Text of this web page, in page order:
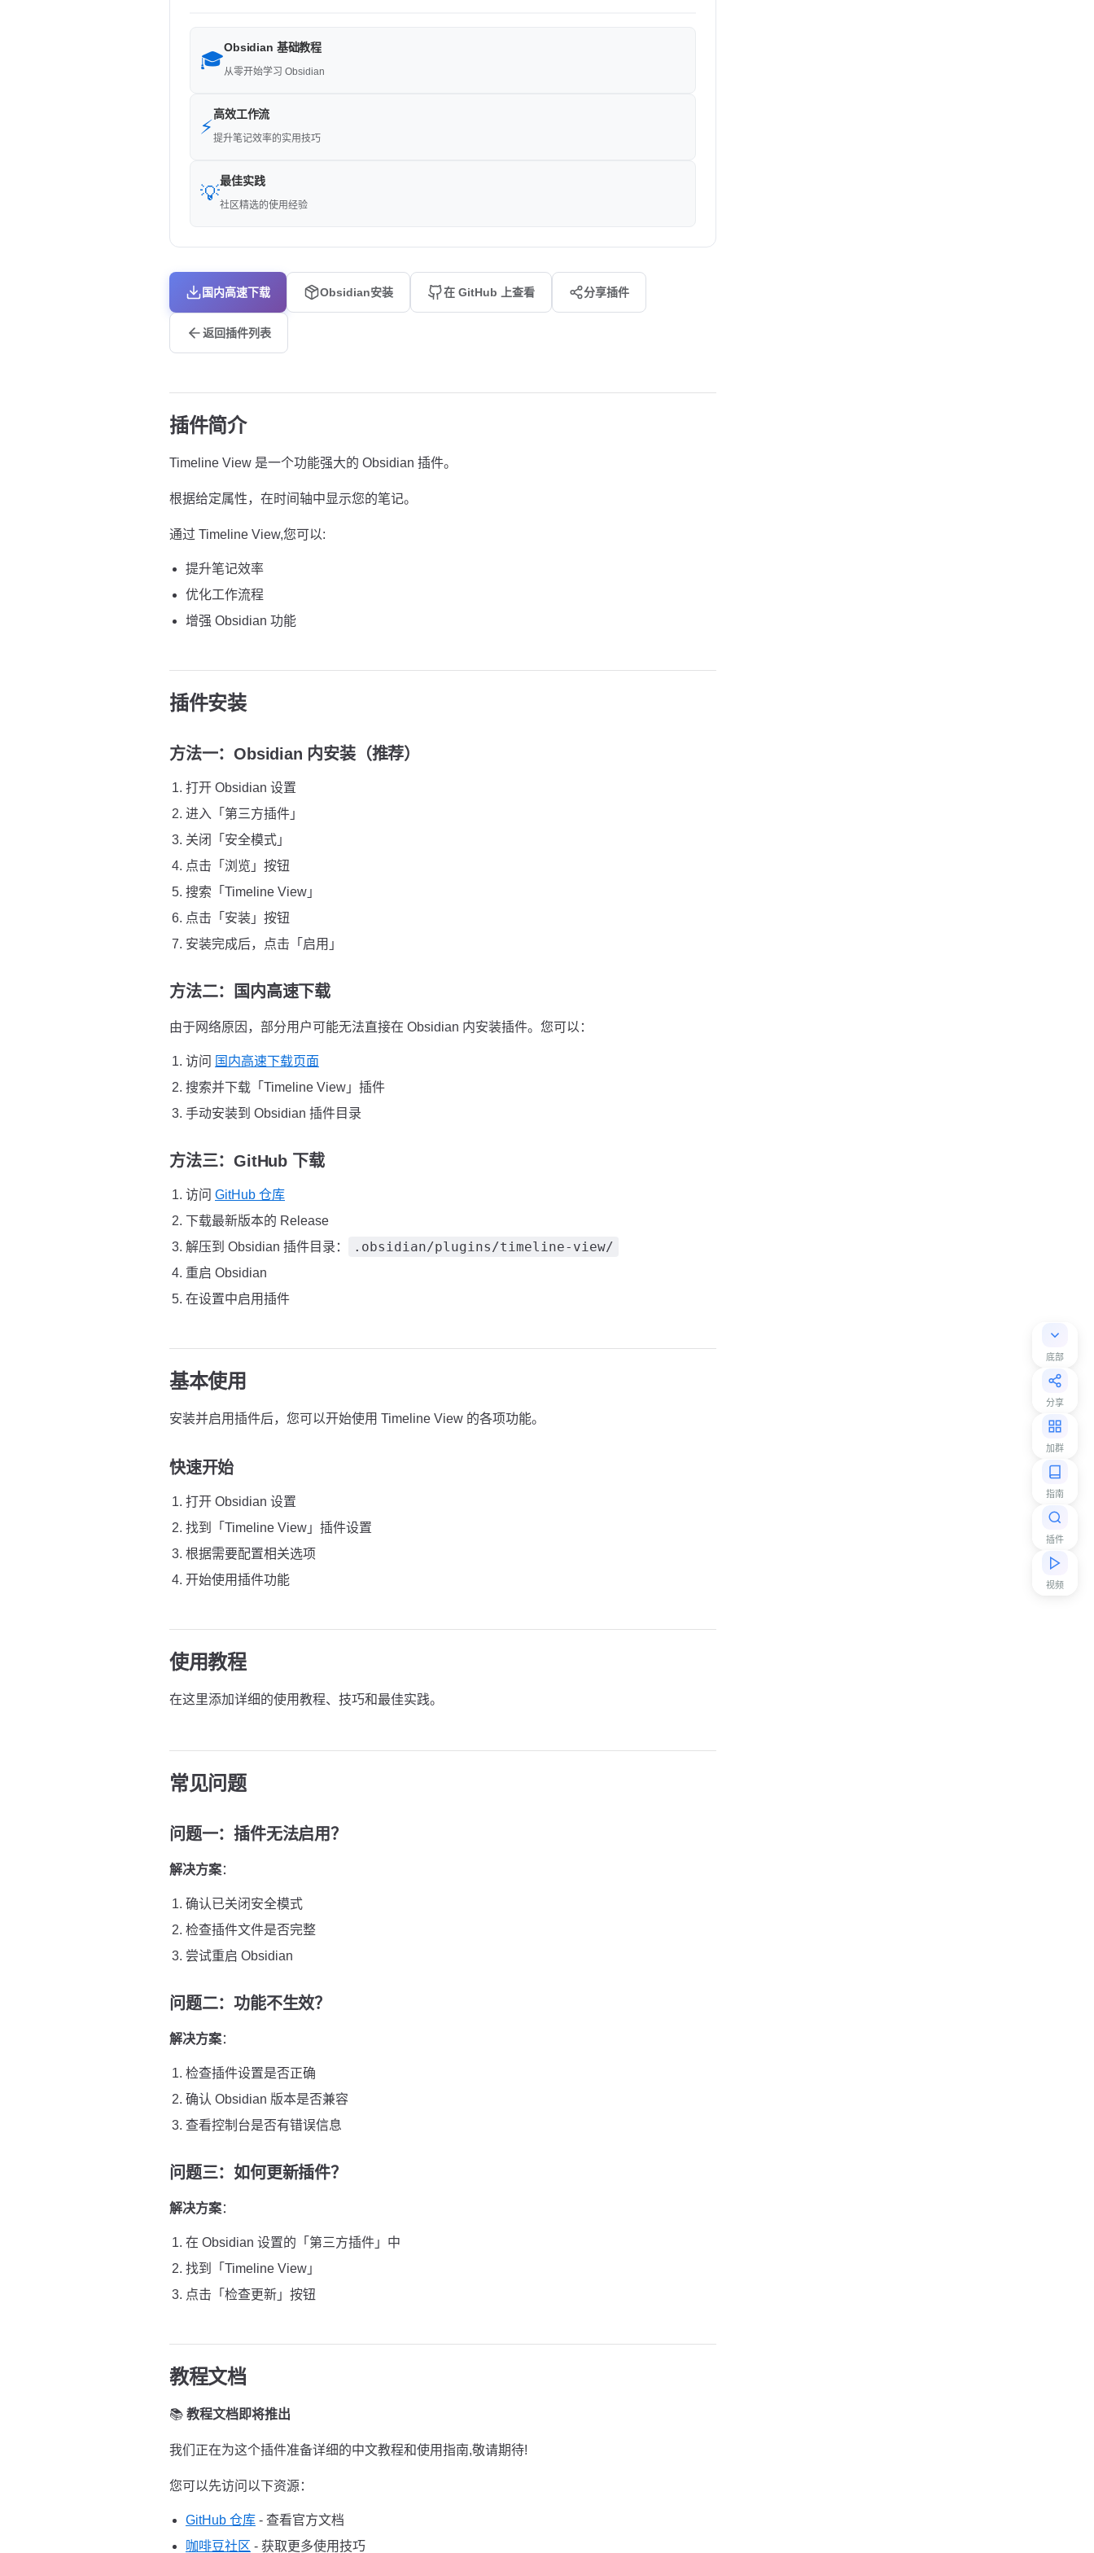
底部
分享
加群
指南
插件
视频
🎓
Obsidian 基础教程
从零开始学习 Obsidian
⚡
高效工作流
提升笔记效率的实用技巧
💡
最佳实践
社区精选的使用经验
国内高速下载 Obsidian安装 在 GitHub 上查看 分享插件
返回插件列表
插件简介
Timeline View 是一个功能强大的 Obsidian 插件。
根据给定属性，在时间轴中显示您的笔记。
通过 Timeline View,您可以:
提升笔记效率
优化工作流程
增强 Obsidian 功能
插件安装
方法一：Obsidian 内安装（推荐）
打开 Obsidian 设置
进入「第三方插件」
关闭「安全模式」
点击「浏览」按钮
搜索「Timeline View」
点击「安装」按钮
安装完成后，点击「启用」
方法二：国内高速下载
由于网络原因，部分用户可能无法直接在 Obsidian 内安装插件。您可以：
访问 国内高速下载页面
搜索并下载「Timeline View」插件
手动安装到 Obsidian 插件目录
方法三：GitHub 下载
访问 GitHub 仓库
下载最新版本的 Release
解压到 Obsidian 插件目录：
.obsidian/plugins/timeline-view/
重启 Obsidian
在设置中启用插件
基本使用
安装并启用插件后，您可以开始使用 Timeline View 的各项功能。
快速开始
打开 Obsidian 设置
找到「Timeline View」插件设置
根据需要配置相关选项
开始使用插件功能
使用教程
在这里添加详细的使用教程、技巧和最佳实践。
常见问题
问题一：插件无法启用？
解决方案：
确认已关闭安全模式
检查插件文件是否完整
尝试重启 Obsidian
问题二：功能不生效？
解决方案：
检查插件设置是否正确
确认 Obsidian 版本是否兼容
查看控制台是否有错误信息
问题三：如何更新插件？
解决方案：
在 Obsidian 设置的「第三方插件」中
找到「Timeline View」
点击「检查更新」按钮
教程文档
📚 教程文档即将推出
我们正在为这个插件准备详细的中文教程和使用指南,敬请期待!
您可以先访问以下资源：
GitHub 仓库 - 查看官方文档
咖啡豆社区 - 获取更多使用技巧